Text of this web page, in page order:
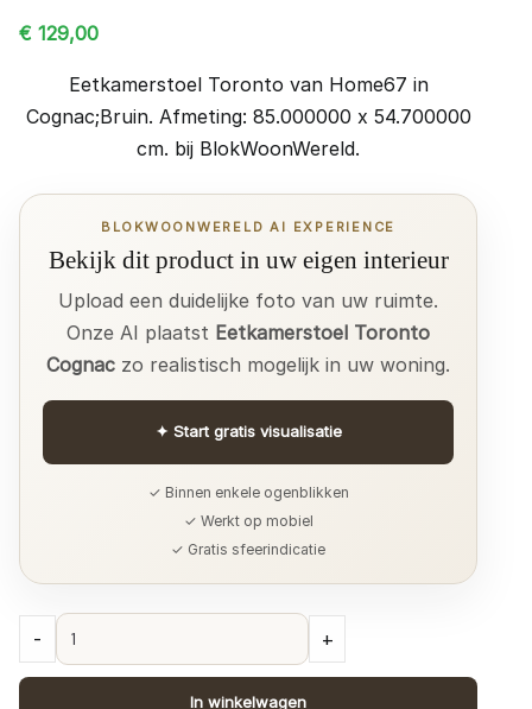
€ 129,00
Eetkamerstoel Toronto van Home67 in
Cognac;Bruin. Afmeting: 85.000000 x 54.700000
cm. bij BlokWoonWereld.
BLOKWOONWERELD AI EXPERIENCE
Bekijk dit product in uw eigen interieur
Upload een duidelijke foto van uw ruimte.
Onze AI plaatst Eetkamerstoel Toronto
Cognac zo realistisch mogelijk in uw woning.
✦ Start gratis visualisatie
✓ Binnen enkele ogenblikken
✓ Werkt op mobiel
✓ Gratis sfeerindicatie
Eetkamerstoel
Cognac
- +
In winkelwagen